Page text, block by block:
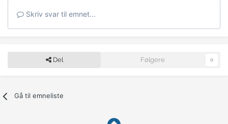
Skriv svar til emnet...
Del Følgere 0
Gå til emneliste